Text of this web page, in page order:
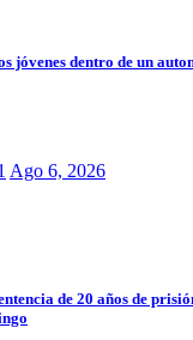
jóvenes dentro de un
Ago 6, 2026
de 20 años de